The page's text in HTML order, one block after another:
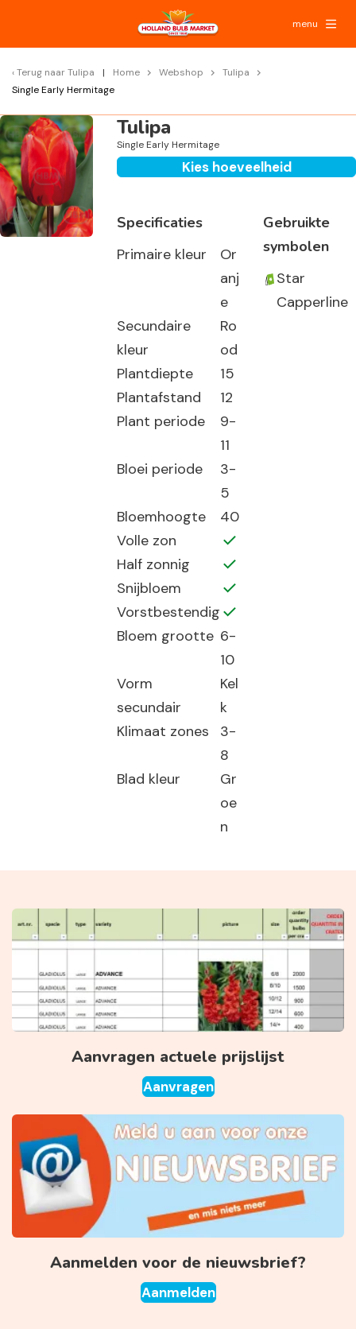
menu
Terug naarTulipa Home Webshop
Tulipa
Single Early Hermitage
Tulipa
Single Early Hermitage
Kies hoeveelheid
Specificaties
Primaire kleur
Or
anj
e
Secundaire
kleur
Ro
od
Plantdiepte
15
Plantafstand
12
Plant periode
9-
11
Bloei periode
3-
5
Bloemhoogte
40
Volle zon
Half zonnig
Snijbloem
Vorstbestendig
Bloem grootte 6-
10
Vorm
secundair
Kel
k
Klimaat zones
3-
8
Blad kleur
Gr
oe
n
Gebruikte
symbolen
Star
Capperline
Aanvragen actuele prijslijst
Aanvragen
Aanmelden voor de nieuwsbrief?
Aanmelden